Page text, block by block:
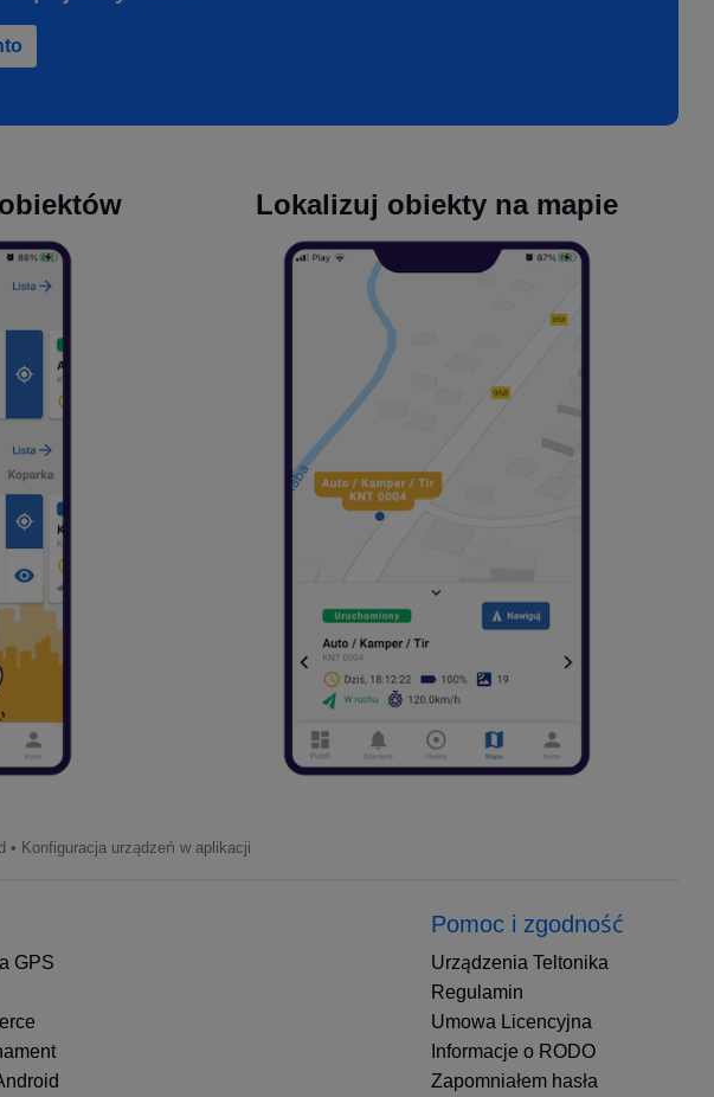
Lokalizuj obiekty na mapie
• Konfiguracja urządzeń w aplikacji
GPS
Pomoc i zgodność
Urządzenia Teltonika
Regulamin
Umowa Licencyjna
Informacje o RODO
Zapomniałem hasła